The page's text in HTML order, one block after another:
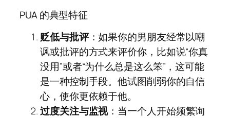
PUA 的典型特征
贬低与批评：如果你的男朋友经常以嘲
讽或批评的方式来评价你，比如说“你真
没用”或者“为什么总是这么笨”，这可能
是一种控制手段。他试图削弱你的自信
心，使你更依赖于他。
过度关注与监视：当一个人开始频繁询